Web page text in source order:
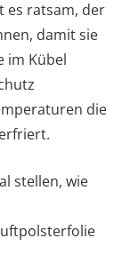
es ratsam, der
damit sie
im Kübel
die
stellen, wie